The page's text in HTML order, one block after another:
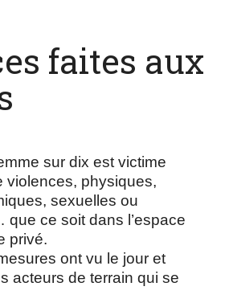
faites aux
sur dix est victime
violences, physiques,
sexuelles ou
ce soit dans l’espace
privé.
ont vu le jour et
acteurs de terrain qui se